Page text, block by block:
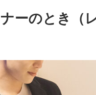
ーのとき（